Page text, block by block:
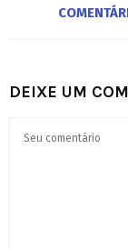
DEIXE UM